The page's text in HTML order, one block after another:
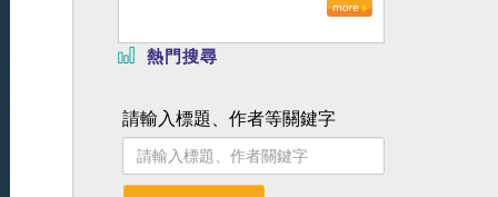
熱門搜尋
請輸入標題、作者等關鍵字